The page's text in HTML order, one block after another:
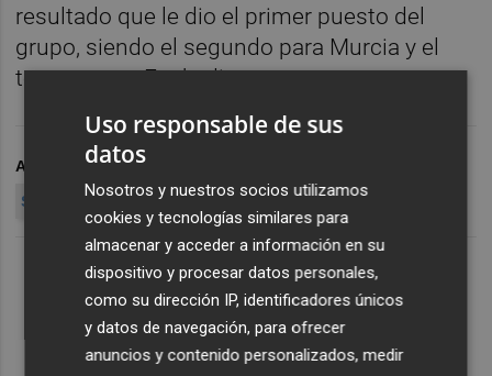
resultado que le dio el primer puesto del
grupo, siendo el segundo para Murcia y el
tercero para Euskadi.
ARCHIVADO EN FÚTBOL
SELECCIÓN MURCIANA
FFRM
Uso responsable de sus
datos
Nosotros y nuestros socios utilizamos
cookies y tecnologías similares para
almacenar y acceder a información en su
dispositivo y procesar datos personales,
como su dirección IP, identificadores únicos
y datos de navegación, para ofrecer
anuncios y contenido personalizados, medir